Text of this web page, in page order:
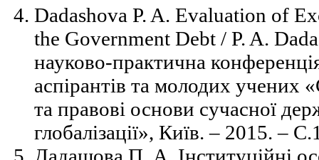
Dadashova P. A. Evaluation of
the Government Debt / P. A.
науково-практична
аспірантів та молодих учених
та правові основи сучасної
глобалізації», Київ. – 2015. –